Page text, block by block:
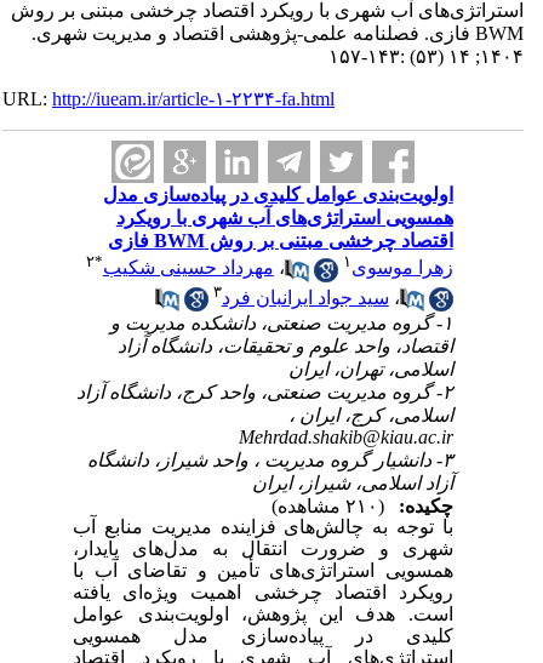
استراتژی‌های آب شهری با رویکرد اقتصاد چرخشی مبتنی بر روش
BWM فازی. فصلنامه علمی-پژوهشی اقتصاد و مدیریت شهری.
۱۴۰۴; ۱۴ (۵۳) :۱۴۳-۱۵۷
URL:http://iueam.ir/article-۱-۲۲۳۴-fa.html
اولویت‌بندی عوامل کلیدی در پیاده‌سازی مدل
همسویی استراتژی‌های آب شهری با رویکرد
اقتصاد چرخشی مبتنی بر روش BWM فازی
زهرا موسوی۱ ،مهرداد حسینی شکیب ۲
،سید جواد ایرانبان فرد
۱- گروه مدیریت صنعتی، دانشکده مدیریت و
اقتصاد، واحد علوم و تحقیقات، دانشگاه آزاد
اسلامی، تهران، ایران
۲- گروه مدیریت صنعتی، واحد کرج، دانشگاه آزاد
اسلامی، کرج، ایران ،
Mehrdad.shakib@kiau.ac.ir
۳- دانشیار گروه مدیریت ، واحد شیراز، دانشگاه
آزاد اسلامی، شیراز، ایران
چکیده:
با توجه به چالش‌های فزاینده مدیریت منابع آب
شهری و ضرورت انتقال به مدل‌های پایدار،
همسویی استراتژی‌های تأمین و تقاضای آب با
رویکرد اقتصاد چرخشی اهمیت ویژه‌ای یافته
است. هدف این پژوهش، اولویت‌بندی عوامل
کلیدی در پیاده‌سازی مدل همسویی